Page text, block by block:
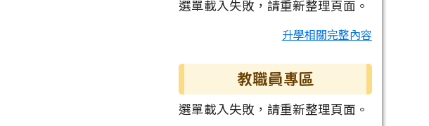
選單載入失敗，請重新整理頁面。
升學相關完整內容
教職員專區
選單載入失敗，請重新整理頁面。